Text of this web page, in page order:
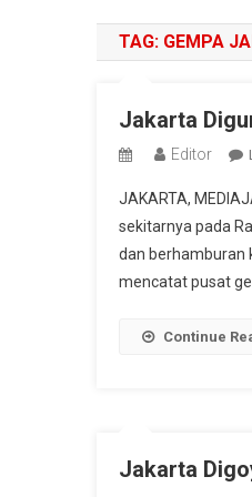
TAG: GEMPA
Jakarta
Editor
JAKARTA,
sekitarnya pada
dan berhamburan
mencatat pusat
Continue
Jakarta